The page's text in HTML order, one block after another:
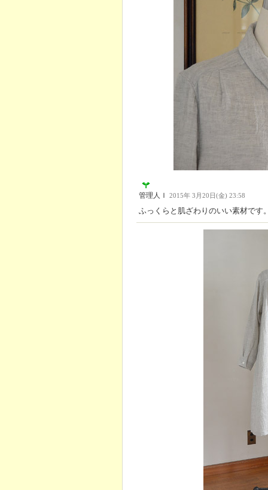
管理人Ｉ 2015年 3月20日(金) 23:58
ふっくらと肌ざわりのいい素材です